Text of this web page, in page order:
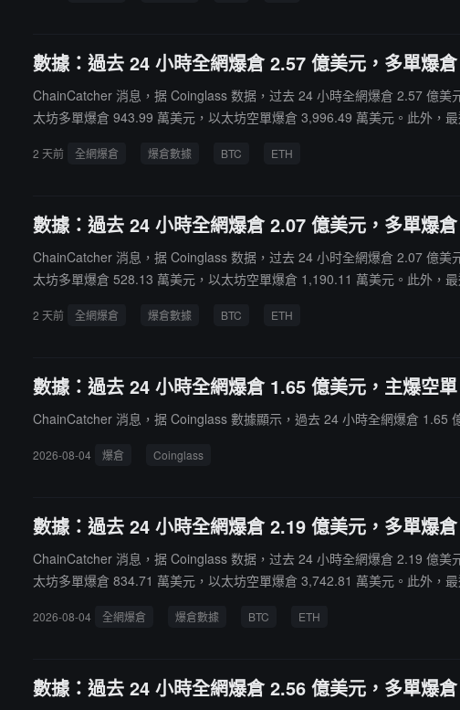
數據：過去 24 小時全網爆倉 2.57 億美元，多單爆
ChainCatcher 消息，据 Coinglass 数据，过去 24 小時全網爆倉 2.57 億
太坊多單爆倉 943.99 萬美元，以太坊空單爆倉 3,996.49 萬美元。此外，
2 天前 全網爆倉 爆倉數據 BTC ETH
數據：過去 24 小時全網爆倉 2.07 億美元，多單爆
ChainCatcher 消息，据 Coinglass 数据，过去 24 小时全網爆倉 2.07 億
太坊多單爆倉 528.13 萬美元，以太坊空單爆倉 1,190.11 萬美元。此外，
2 天前 全網爆倉 爆倉數據 BTC ETH
數據：過去 24 小時全網爆倉 1.65 億美元，主爆空單
ChainCatcher 消息，据 Coinglass 數據顯示，過去 24 小時全網爆倉 1.65
2026-08-04 爆倉 Coinglass
數據：過去 24 小時全網爆倉 2.19 億美元，多單爆
ChainCatcher 消息，据 Coinglass 数据，过去 24 小時全網爆倉 2.19 億
太坊多單爆倉 834.71 萬美元，以太坊空單爆倉 3,742.81 萬美元。此外，
2026-08-04 全網爆倉 爆倉數據 BTC ETH
數據：過去 24 小時全網爆倉 2.56 億美元，多單爆